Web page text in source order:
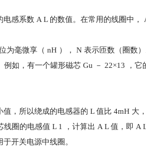
感系数 A L 的数值。在常用的线圈中，
为毫微享（ nH ）， N 表示匝数（圈数
如，有一个罐形磁芯 Gu － 22×13 ，
值，所以绕成的电感器的 L 值比 4mH
圈的电感值 L 1 ，计算出 A L 值，即
开关电源中线圈。